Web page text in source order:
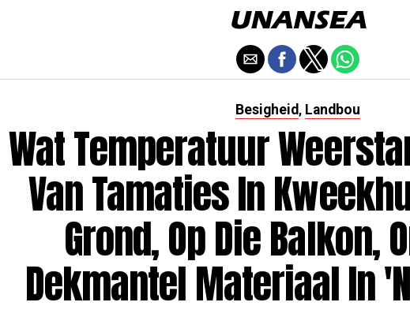
Besigheid, Landbou
Wat Temperatuur
Van Tamaties In
Grond, Op Die Balkon,
Dekmantel Materiaal In